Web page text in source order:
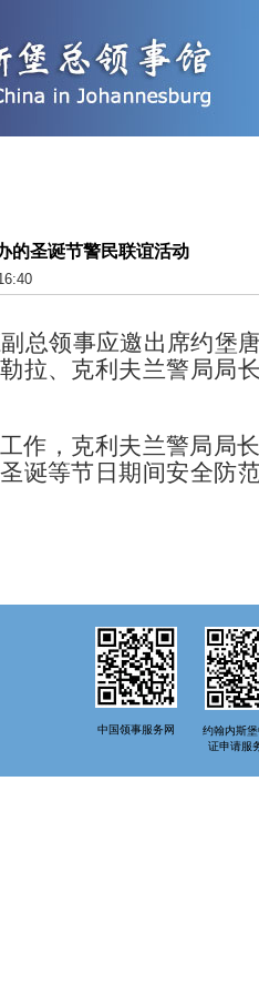
的圣诞节警民联谊活动
总领事应邀出席约堡
拉、克利夫兰警局局
作，克利夫兰警局局
诞等节日期间安全防
中国领事服务网
约翰内斯
证申请服